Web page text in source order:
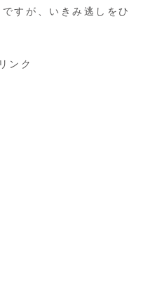
すが、いきみ逃しをひ
ンク